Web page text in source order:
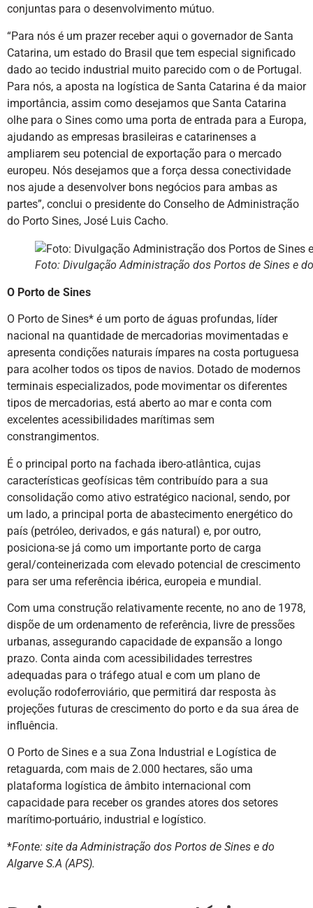
conjuntas para o desenvolvimento mútuo.
“Para nós é um prazer receber aqui o governador de Santa
Catarina, um estado do Brasil que tem especial significado
dado ao tecido industrial muito parecido com o de Portugal.
Para nós, a aposta na logística de Santa Catarina é da maior
importância, assim como desejamos que Santa Catarina
olhe para o Sines como uma porta de entrada para a Europa,
ajudando as empresas brasileiras e catarinenses a
ampliarem seu potencial de exportação para o mercado
europeu. Nós desejamos que a força dessa conectividade
nos ajude a desenvolver bons negócios para ambas as
partes”, conclui o presidente do Conselho de Administração
do Porto Sines, José Luis Cacho.
Foto: Divulgação Administração dos Portos de Sines e
O Porto de Sines
O Porto de Sines* é um porto de águas profundas, líder
nacional na quantidade de mercadorias movimentadas e
apresenta condições naturais ímpares na costa portuguesa
para acolher todos os tipos de navios. Dotado de modernos
terminais especializados, pode movimentar os diferentes
tipos de mercadorias, está aberto ao mar e conta com
excelentes acessibilidades marítimas sem
constrangimentos.
É o principal porto na fachada ibero-atlântica, cujas
características geofísicas têm contribuído para a sua
consolidação como ativo estratégico nacional, sendo, por
um lado, a principal porta de abastecimento energético do
país (petróleo, derivados, e gás natural) e, por outro,
posiciona-se já como um importante porto de carga
geral/conteinerizada com elevado potencial de crescimento
para ser uma referência ibérica, europeia e mundial.
Com uma construção relativamente recente, no ano de 1978,
dispõe de um ordenamento de referência, livre de pressões
urbanas, assegurando capacidade de expansão a longo
prazo. Conta ainda com acessibilidades terrestres
adequadas para o tráfego atual e com um plano de
evolução rodoferroviário, que permitirá dar resposta às
projeções futuras de crescimento do porto e da sua área de
influência.
O Porto de Sines e a sua Zona Industrial e Logística de
retaguarda, com mais de 2.000 hectares, são uma
plataforma logística de âmbito internacional com
capacidade para receber os grandes atores dos setores
marítimo-portuário, industrial e logístico.
*Fonte: site da Administração dos Portos de Sines e do
Algarve S.A (APS).